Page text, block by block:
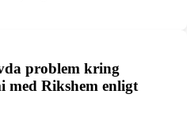
problem kring
med Rikshem enligt